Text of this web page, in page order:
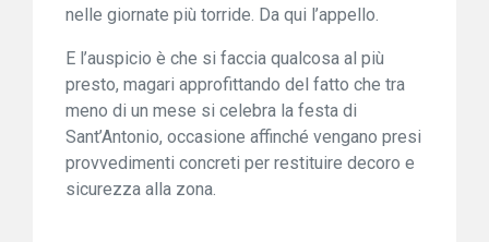
nelle giornate più torride. Da qui l’appello.
E l’auspicio è che si faccia qualcosa al più
presto, magari approfittando del fatto che tra
meno di un mese si celebra la festa di
Sant’Antonio, occasione affinché vengano presi
provvedimenti concreti per restituire decoro e
sicurezza alla zona.